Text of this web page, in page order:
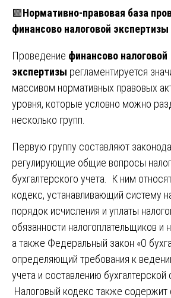
🟩Нормативно-правовая база
финансово налоговой экспертизы
Проведение финансово налоговой
экспертизы регламентируется
массивом нормативных правовых
уровня, которые условно можно
несколько групп.
Первую группу составляют
регулирующие общие вопросы
бухгалтерского учета. К ним
кодекс, устанавливающий систему
порядок исчисления и уплаты
обязанности налогоплательщиков и
а также Федеральный закон «О
определяющий требования к
учета и составлению бухгалтерской
Налоговый кодекс также содержит